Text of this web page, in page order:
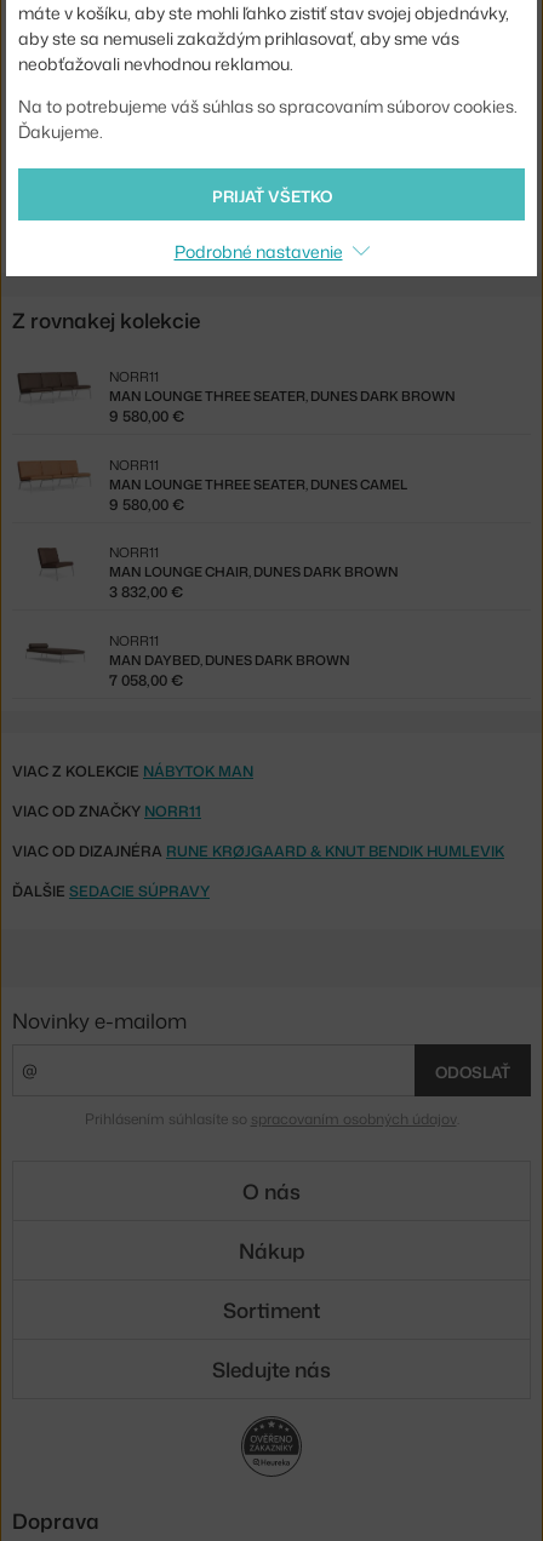
Typ pohovky:
3-miestna
Kód produktu
N11-201260-L3-21003
Jste z Česka? Přejděte na
Anthrazite
Shopping from the EU? Switch toMan 3-seater Sofa, anthracite
leather
Z rovnakej kolekcie
MAN LOUNGE THREE SEATER, DUNES DARK BROWN
NORR11
9 580,00 €
MAN LOUNGE THREE SEATER, DUNES CAMEL
NORR11
9 580,00 €
MAN LOUNGE CHAIR, DUNES DARK BROWN
NORR11
3 832,00 €
MAN DAYBED, DUNES DARK BROWN
NORR11
7 058,00 €
VIAC Z KOLEKCIE NÁBYTOK MAN
VIAC OD ZNAČKY NORR11
VIAC OD DIZAJNÉRA RUNE KRØJGAARD & KNUT BENDIK HUMLEVIK
ĎALŠIE SEDACIE SÚPRAVY
máte v košíku, aby ste mohli ľahko zistiť stav svojej objednávky,
aby ste sa nemuseli zakaždým prihlasovať, aby sme vás
neobťažovali nevhodnou reklamou.
Na to potrebujeme váš súhlas so spracovaním súborov cookies.
Ďakujeme.
PRIJAŤ VŠETKO
Podrobné nastavenie
Novinky e-mailom
ODOSLAŤ
Prihlásením súhlasíte so spracovaním osobných údajov.
O nás
Nákup
Sortiment
Sledujte nás
Doprava